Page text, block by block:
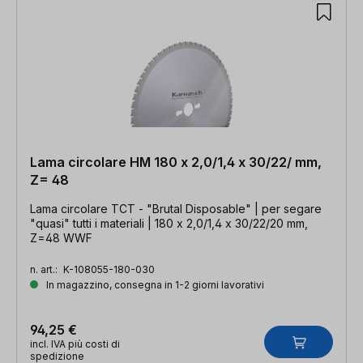
Lama circolare HM 180 x 2,0/1,4 x 30/22/ mm,
Z= 48
Lama circolare TCT - "Brutal Disposable" | per segare
"quasi" tutti i materiali | 180 x 2,0/1,4 x 30/22/20 mm,
Z=48 WWF
n. art.: K-108055-180-030
In magazzino, consegna in 1-2 giorni lavorativi
94,25 €
incl. IVA più costi di
spedizione